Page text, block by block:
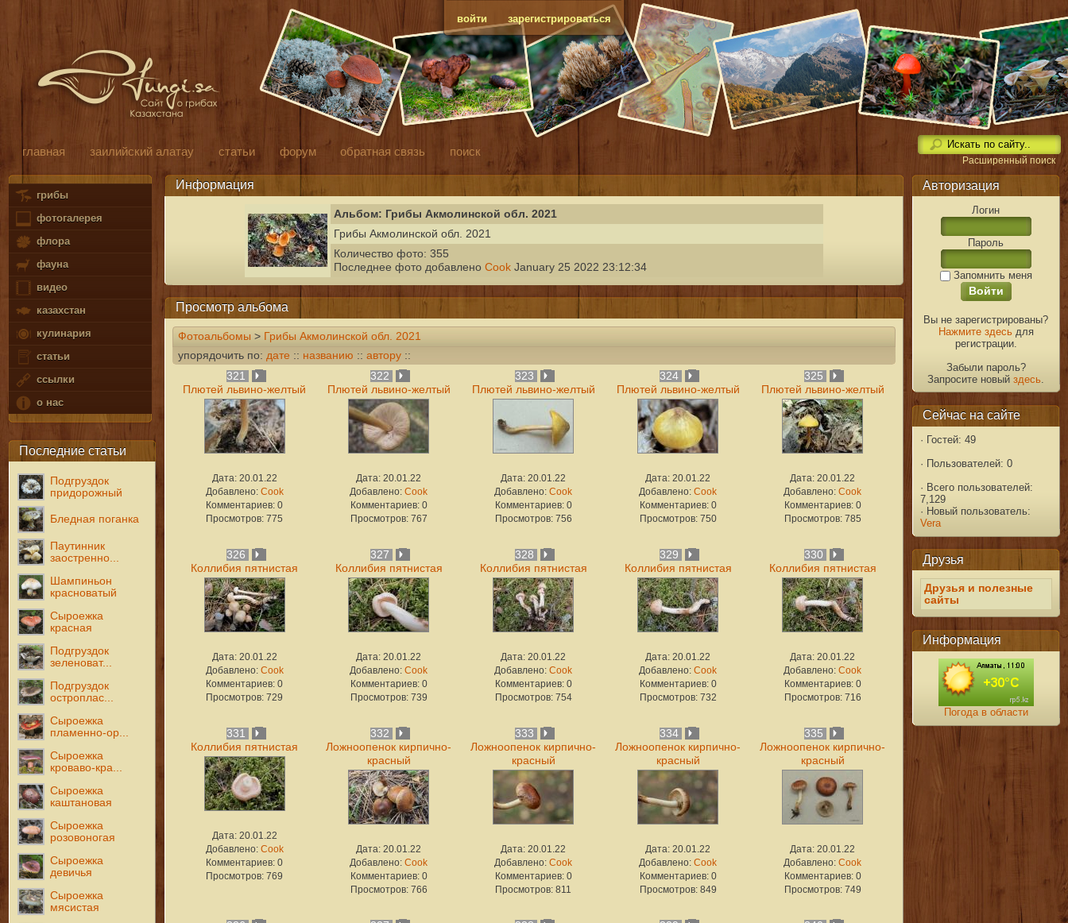
войти зарегистрироваться
главная заилийский алатау статьи форум обратная связь поиск
Расширенный поиск
грибы
фотогалерея
флора
фауна
видео
казахстан
кулинария
статьи
ссылки
о нас
Последние статьи
Подгруздок
придорожный
Бледная поганка
Паутинник
заостренно...
Шампиньон
красноватый
Сыроежка
красная
Подгруздок
зеленоват...
Подгруздок
остроплас...
Сыроежка
пламенно-ор...
Сыроежка
кроваво-кра...
Сыроежка
каштановая
Сыроежка
розовоногая
Сыроежка
девичья
Сыроежка
мясистая
Авторизация
Логин
Пароль
Запомнить меня
Вы не зарегистрированы?
Нажмите здесьдля
регистрации.
Забыли пароль?
Запросите новыйздесь
Сейчас на сайте
· Гостей: 49
· Пользователей: 0
· Всего пользователей:
7,129
· Новый пользователь:
Vera
Друзья
Друзья и полезные
сайты
Информация
Погода в области
Информация
Альбом: Грибы Акмолинской обл. 2021
Грибы Акмолинской обл. 2021
Количество фото: 355
Последнее фото добавлено Cook January 25 2022 23:12:34
Просмотр альбома
Фотоальбомы > Грибы Акмолинской обл. 2021
упорядочить по: дате :: названию :: автору::
321
Плютей львино-желтый
Дата: 20.01.22
Добавлено: Cook
Комментариев: 0
Просмотров: 775
322
Плютей львино-желтый
Дата: 20.01.22
Добавлено:Cook
Комментариев: 0
Просмотров: 767
323
Плютей львино-желтый
Дата: 20.01.22
Добавлено:Cook
Комментариев: 0
Просмотров: 756
324
Плютей львино-желтый
Дата: 20.01.22
Добавлено:Cook
Комментариев: 0
Просмотров: 750
325
Плютей львино-желтый
Дата: 20.01.22
Добавлено:Cook
Комментариев: 0
Просмотров: 785
326
Коллибия пятнистая
Дата: 20.01.22
Добавлено: Cook
Комментариев: 0
Просмотров: 729
327
Коллибия пятнистая
Дата: 20.01.22
Добавлено:Cook
Комментариев: 0
Просмотров: 739
328
Коллибия пятнистая
Дата: 20.01.22
Добавлено:Cook
Комментариев: 0
Просмотров: 754
329
Коллибия пятнистая
Дата: 20.01.22
Добавлено:Cook
Комментариев: 0
Просмотров: 732
330
Коллибия пятнистая
Дата: 20.01.22
Добавлено:Cook
Комментариев: 0
Просмотров: 716
331
Коллибия пятнистая
Дата: 20.01.22
Добавлено: Cook
Комментариев: 0
Просмотров: 769
332
Ложноопенок кирпично-
красный
Дата: 20.01.22
Добавлено:Cook
Комментариев: 0
Просмотров: 766
333
Ложноопенок кирпично-
красный
Дата: 20.01.22
Добавлено:Cook
Комментариев: 0
Просмотров: 811
334
Ложноопенок кирпично-
красный
Дата: 20.01.22
Добавлено:Cook
Комментариев: 0
Просмотров: 849
335
Ложноопенок кирпично-
красный
Дата: 20.01.22
Добавлено:Cook
Комментариев: 0
Просмотров: 749